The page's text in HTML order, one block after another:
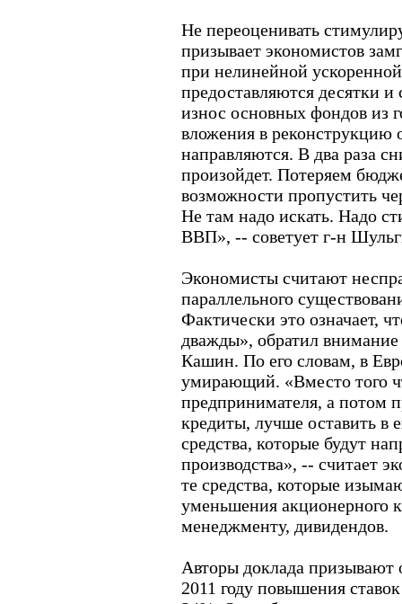
Не переоценивать
призывает экономистов
при нелинейной
предоставляются десятки
износ основных фондов из
вложения в реконструкцию
направляются. В два раза
произойдет. Потеряем
возможности пропустить
Не там надо искать. Надо
ВВП», -- советует г-н
Экономисты считают
параллельного
Фактически это означает,
дважды», обратил
Кашин. По его словам, в
умирающий. «Вместо того
предпринимателя, а потом
кредиты, лучше оставить в
средства, которые будут
производства», -- считает
те средства, которые
уменьшения акционерного
менеджменту, дивидендов.
Авторы доклада призывают
2011 году повышения